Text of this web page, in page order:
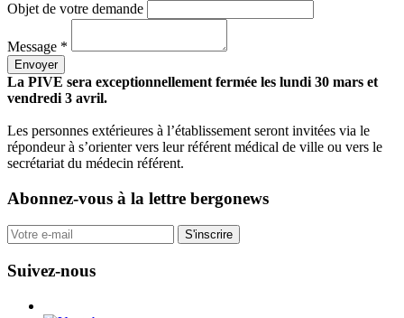
Objet de votre demande
Message *
Envoyer
La PIVE sera exceptionnellement fermée les lundi 30 mars et
vendredi 3 avril.
Les personnes extérieures à l’établissement seront invitées via le
répondeur à s’orienter vers leur référent médical de ville ou vers le
secrétariat du médecin référent.
Abonnez-vous à la lettre bergonews
S'inscrire
Suivez-nous